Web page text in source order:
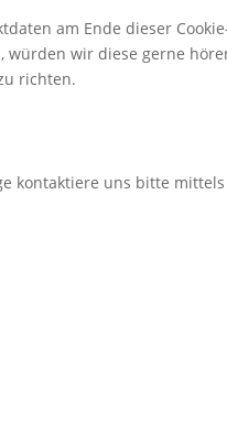
am Ende dieser
würden wir diese gerne
richten.
kontaktiere uns bitte